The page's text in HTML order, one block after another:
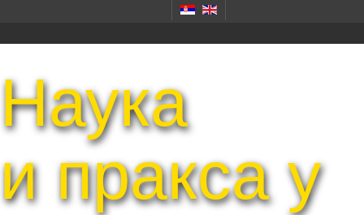
Наука
и пракса у